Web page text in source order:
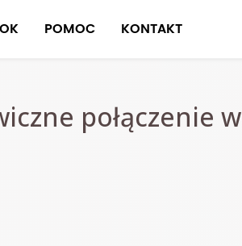
POMOC KONTAKT
połączenie w